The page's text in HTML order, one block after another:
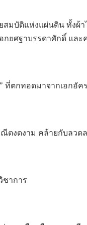
สมบัติแห่งแผ่นดิน ทั้งผ้
ยศฐาบรรดาศักดิ์ แ
ตกทอดมาจากเอกอั
ตงดงาม คล้ายกับลว
ชาการ